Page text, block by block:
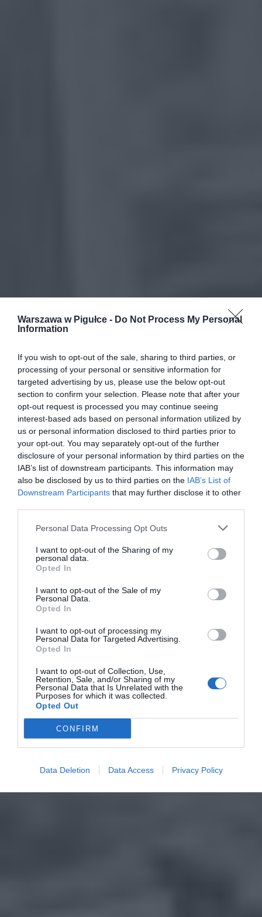
Warszawa w Pigułce - Do Not Process My Personal
Information
If you wish to opt-out of the sale, sharing to third parties, or
processing of your personal or sensitive information for
targeted advertising by us, please use the below opt-out
section to confirm your selection. Please note that after your
opt-out request is processed you may continue seeing
interest-based ads based on personal information utilized by
us or personal information disclosed to third parties prior to
your opt-out. You may separately opt-out of the further
disclosure of your personal information by third parties on the
IAB’s list of downstream participants. This information may
also be disclosed by us to third parties on the IAB’s List of
Downstream Participants that may further disclose it to other
Personal Data Processing Opt Outs
I want to opt-out of the Sharing of my
personal data.
Opted In
I want to opt-out of the Sale of my
Personal Data.
Opted In
I want to opt-out of processing my
Personal Data for Targeted Advertising.
Opted In
I want to opt-out of Collection, Use,
Retention, Sale, and/or Sharing of my
Personal Data that Is Unrelated with the
Purposes for which it was collected.
Opted Out
CONFIRM
Data Deletion Data Access Privacy Policy